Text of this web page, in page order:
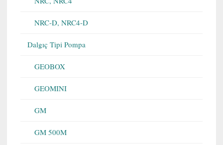
NRC-D, NRC4-D
Dalgıç Tipi Pompa
GEOBOX
GEOMINI
GM
GM 500M